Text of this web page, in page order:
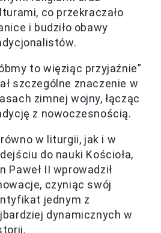
co przekraczało
i budziło obawy
to więziąc przyjaźnie”
szczególne znaczenie w
zimnej wojny, łącząc
z nowoczesnością.
w liturgii, jak i w
do nauki Kościoła,
Paweł II wprowadził
czyniąc swój
jednym z
dynamicznych w